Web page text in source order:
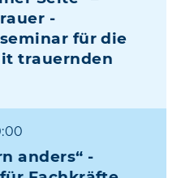
-
für die
trauernden
anders“ -